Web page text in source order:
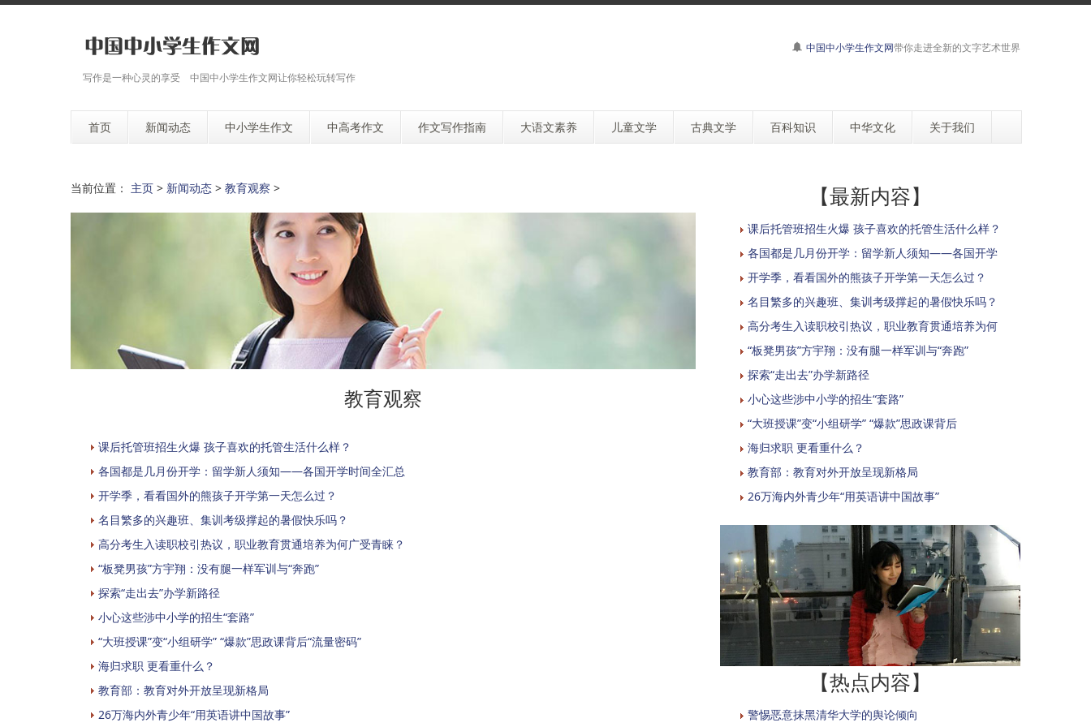
写作是一种心灵的享受 中国中小学生作文网让你轻松玩转写作
中国中小学生作文网带你走进全新的文字艺术世界
首页 新闻动态 中小学生作文 中高考作文 作文写作指南 大语文素养 儿童文学 古典文学 百科知识 中华文化 关于我们
当前位置： 主页 > 新闻动态 > 教育观察 >
教育观察
课后托管班招生火爆 孩子喜欢的托管生活什么样？
各国都是几月份开学：留学新人须知——各国开学时间全汇总
开学季，看看国外的熊孩子开学第一天怎么过？
名目繁多的兴趣班、集训考级撑起的暑假快乐吗？
高分考生入读职校引热议，职业教育贯通培养为何广受青睐？
“板凳男孩”方宇翔：没有腿一样军训与“奔跑”
探索“走出去”办学新路径
小心这些涉中小学的招生“套路”
“大班授课”变“小组研学” “爆款”思政课背后“流量密码”
海归求职 更看重什么？
教育部：教育对外开放呈现新格局
26万海内外青少年“用英语讲中国故事”
【最新内容】
课后托管班招生火爆 孩子喜欢的托管生活什么样？
各国都是几月份开学：留学新人须知——各国开学
开学季，看看国外的熊孩子开学第一天怎么过？
名目繁多的兴趣班、集训考级撑起的暑假快乐吗？
高分考生入读职校引热议，职业教育贯通培养为何
“板凳男孩”方宇翔：没有腿一样军训与“奔跑”
探索“走出去”办学新路径
小心这些涉中小学的招生“套路”
“大班授课”变“小组研学” “爆款”思政课背后
海归求职 更看重什么？
教育部：教育对外开放呈现新格局
26万海内外青少年“用英语讲中国故事”
【热点内容】
警惕恶意抹黑清华大学的舆论倾向